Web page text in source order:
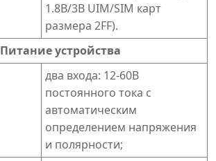
1.8В/3В UIM/SIM карт
размера 2FF).
Питание устройства
два входа: 12-60В
постоянного тока с
автоматическим
определением напряжения
и полярности;